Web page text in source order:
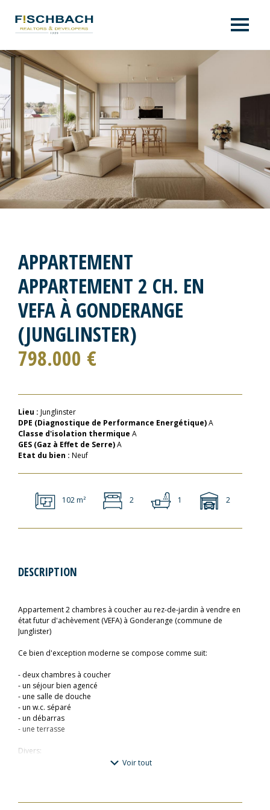
APPARTEMENT
APPARTEMENT 2 CH. EN
VEFA À GONDERANGE
(JUNGLINSTER)
798.000 €
Lieu : Junglinster
DPE (Diagnostique de Performance Energétique)A
Classe d'isolation thermique A
GES (Gaz à Effet de Serre)A
Etat du bien : Neuf
102 m² 2 1 2
DESCRIPTION
Appartement 2 chambres à coucher au rez-de-jardin à vendre en
état futur d'achèvement (VEFA) à Gonderange (commune de
Junglister)
Ce bien d'exception moderne se compose comme suit:
- deux chambres à coucher
- un séjour bien agencé
- une salle de douche
- un w.c. séparé
- un débarras
- une terrasse
Divers:
- Une cave privative (inclue)
Voir tout